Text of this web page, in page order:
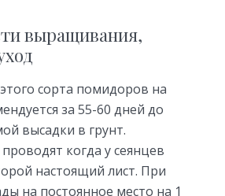
выращивания,
сорта помидоров на
за 55-60 дней до
высадки в грунт.
когда у сеянцев
настоящий лист. При
на постоянное место на 1